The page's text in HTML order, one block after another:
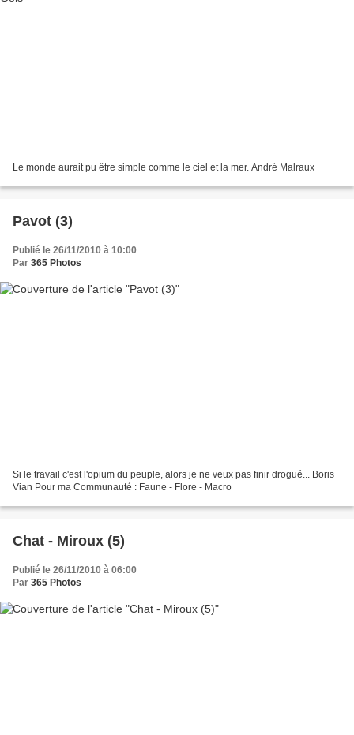
Le monde aurait pu être simple comme le ciel et la mer. André Malraux
Pavot (3)
Publié le 26/11/2010 à 10:00
Par 365 Photos
Si le travail c'est l'opium du peuple, alors je ne veux pas finir drogué... Boris
Vian Pour ma Communauté : Faune - Flore - Macro
Chat - Miroux (5)
Publié le 26/11/2010 à 06:00
Par 365 Photos